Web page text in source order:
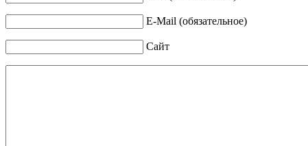
E-Mail (обязательное)
Сайт